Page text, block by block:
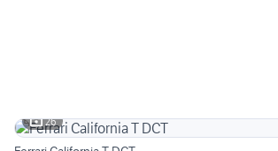
26